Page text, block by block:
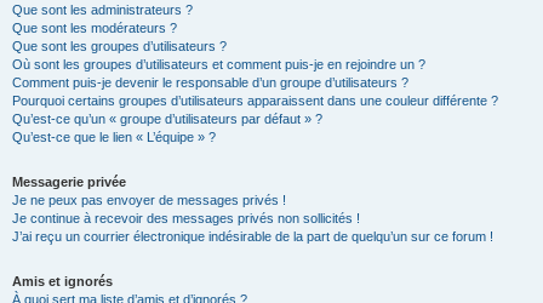
Que sont les administrateurs ?
Que sont les modérateurs ?
Que sont les groupes d’utilisateurs ?
Où sont les groupes d’utilisateurs et comment puis-je en rejoindre un ?
Comment puis-je devenir le responsable d’un groupe d’utilisateurs ?
Pourquoi certains groupes d’utilisateurs apparaissent dans une couleur différente ?
Qu’est-ce qu’un « groupe d’utilisateurs par défaut » ?
Qu’est-ce que le lien « L’équipe » ?
Messagerie privée
Je ne peux pas envoyer de messages privés !
Je continue à recevoir des messages privés non sollicités !
J’ai reçu un courrier électronique indésirable de la part de quelqu’un sur ce forum !
Amis et ignorés
À quoi sert ma liste d’amis et d’ignorés ?